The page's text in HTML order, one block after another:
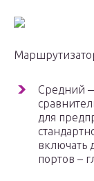
Средний
для
включать
портов –